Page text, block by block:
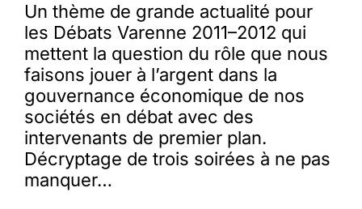
L’actu
Nous soutenir
La revue Responsables
Un thème de grande actualité pour
les Débats Varenne 2011–2012 qui
mettent la question du rôle que nous
faisons jouer à l’argent dans la
gouvernance économique de nos
sociétés en débat avec des
intervenants de premier plan.
Décryptage de trois soirées à ne pas
manquer…